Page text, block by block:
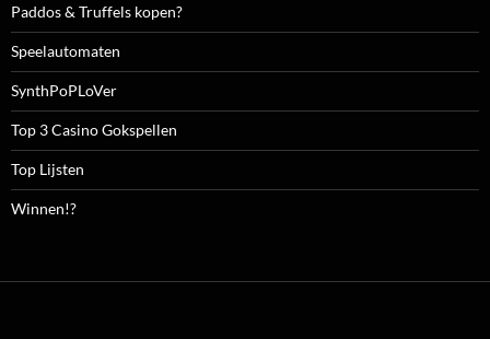
Paddos & Truffels kopen?
Speelautomaten
SynthPoPLoVer
Top 3 Casino Gokspellen
Top Lijsten
Winnen!?